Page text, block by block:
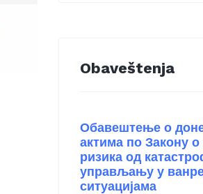
Obaveštenja
Обавештење о
актима по Закону
ризика од
управљању у
ситуацијама